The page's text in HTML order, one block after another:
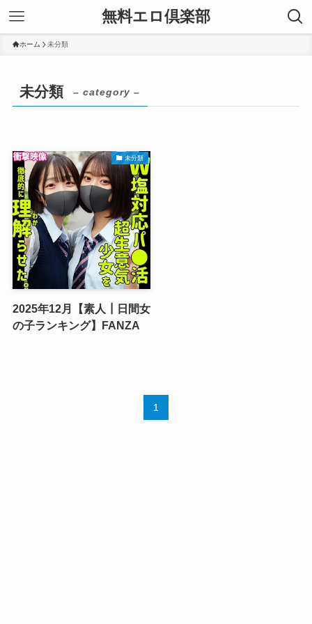
無料エロ倶楽部
ホーム 未分類
未分類 – category –
未分類
2025年12月【素人┃日間女
の子ランキング】FANZA
1